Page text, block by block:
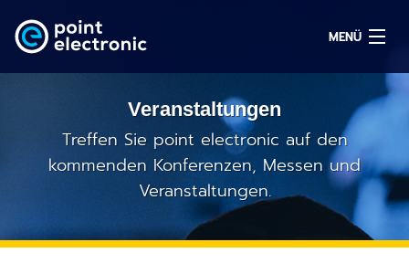
MENÜ
Lösungen
Veranstaltungen
Treffen Sie point electronic auf den
kommenden Konferenzen, Messen und
Veranstaltungen.